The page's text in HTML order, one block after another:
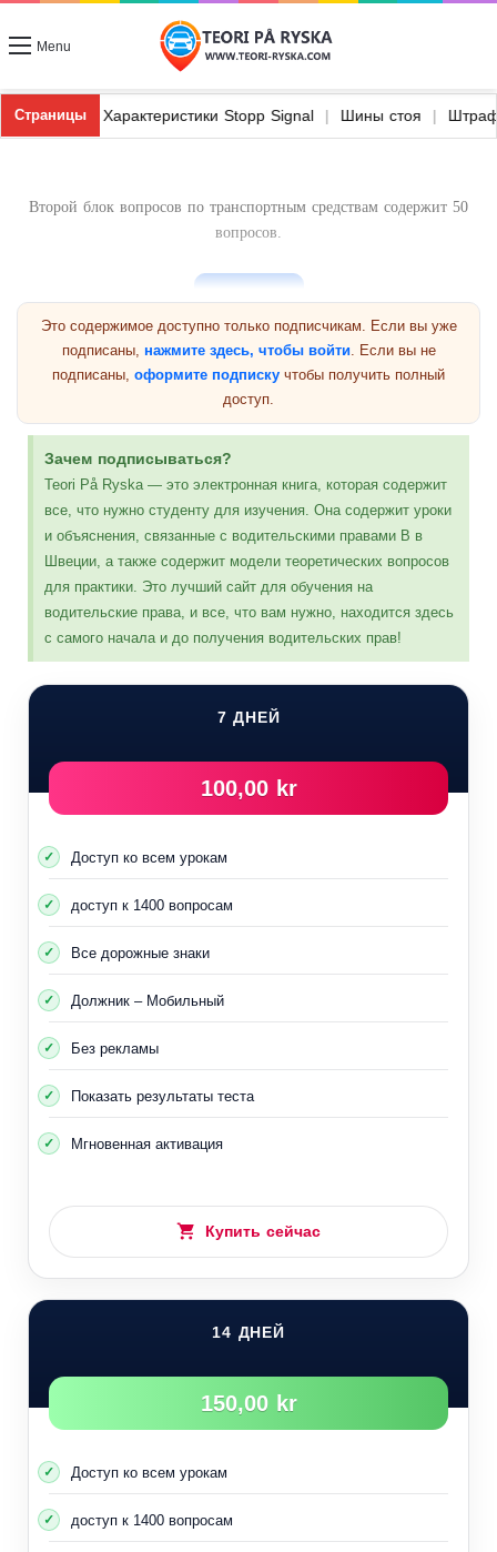
Menu
Страницы
легкие грузовики | Характеристики Stopp Signal | Шины стоя
Второй блок вопросов по транспортным средствам содержит 50
вопросов.
Предыдущая группа
Вопросы по транспортным средствам 2
Следующая группа
Это содержимое доступно только подписчикам. Если вы уже
подписаны, нажмите здесь, чтобы войти. Если вы не
подписаны, оформите подпискучтобы получить полный
доступ.
Зачем подписываться?
Teori På Ryska — это электронная книга, которая содержит
все, что нужно студенту для изучения. Она содержит уроки
и объяснения, связанные с водительскими правами B в
Швеции, а также содержит модели теоретических вопросов
для практики. Это лучший сайт для обучения на
водительские права, и все, что вам нужно, находится здесь
с самого начала и до получения водительских прав!
7 ДНЕЙ
100,00 kr
Доступ ко всем урокам
доступ к 1400 вопросам
Все дорожные знаки
Должник – Мобильный
Без рекламы
Показать результаты теста
Мгновенная активация
Купить сейчас
14 ДНЕЙ
150,00 kr
Доступ ко всем урокам
доступ к 1400 вопросам